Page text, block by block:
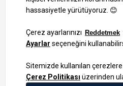
Bilgi Toplum Hizmetleri
KVKK Veri İşleme Politikamız
Site Haritası